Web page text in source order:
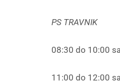
PS TRAVNIK
08:30 do 10:00
11:00 do 12:00